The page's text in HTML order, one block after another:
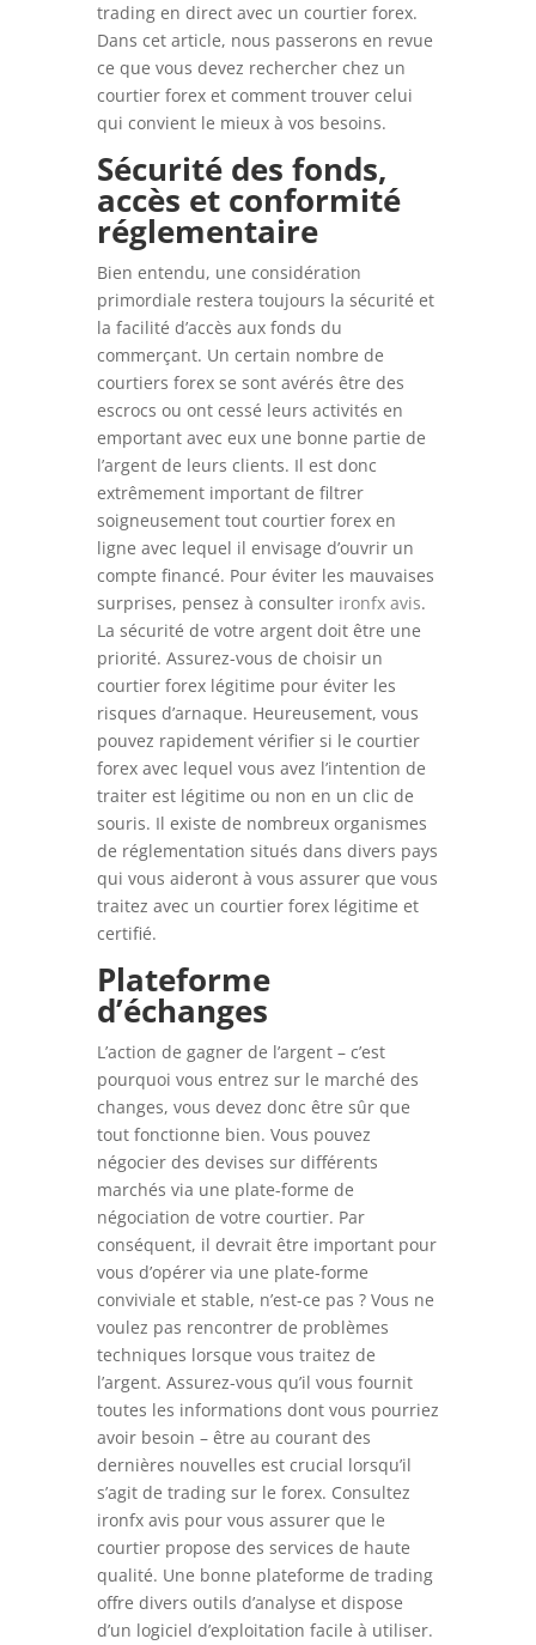
trading en direct avec un courtier forex.
Dans cet article, nous passerons en revue
ce que vous devez rechercher chez un
courtier forex et comment trouver celui
qui convient le mieux à vos besoins.
Sécurité des fonds,
accès et conformité
réglementaire
Bien entendu, une considération
primordiale restera toujours la sécurité et
la facilité d’accès aux fonds du
commerçant. Un certain nombre de
courtiers forex se sont avérés être des
escrocs ou ont cessé leurs activités en
emportant avec eux une bonne partie de
l’argent de leurs clients. Il est donc
extrêmement important de filtrer
soigneusement tout courtier forex en
ligne avec lequel il envisage d’ouvrir un
compte financé. Pour éviter les mauvaises
surprises, pensez à consulter ironfx avis.
La sécurité de votre argent doit être une
priorité. Assurez-vous de choisir un
courtier forex légitime pour éviter les
risques d’arnaque. Heureusement, vous
pouvez rapidement vérifier si le courtier
forex avec lequel vous avez l’intention de
traiter est légitime ou non en un clic de
souris. Il existe de nombreux organismes
de réglementation situés dans divers pays
qui vous aideront à vous assurer que vous
traitez avec un courtier forex légitime et
certifié.
Plateforme
d’échanges
L’action de gagner de l’argent – c’est
pourquoi vous entrez sur le marché des
changes, vous devez donc être sûr que
tout fonctionne bien. Vous pouvez
négocier des devises sur différents
marchés via une plate-forme de
négociation de votre courtier. Par
conséquent, il devrait être important pour
vous d’opérer via une plate-forme
conviviale et stable, n’est-ce pas ? Vous ne
voulez pas rencontrer de problèmes
techniques lorsque vous traitez de
l’argent. Assurez-vous qu’il vous fournit
toutes les informations dont vous pourriez
avoir besoin – être au courant des
dernières nouvelles est crucial lorsqu’il
s’agit de trading sur le forex. Consultez
ironfx avis pour vous assurer que le
courtier propose des services de haute
qualité. Une bonne plateforme de trading
offre divers outils d’analyse et dispose
d’un logiciel d’exploitation facile à utiliser.